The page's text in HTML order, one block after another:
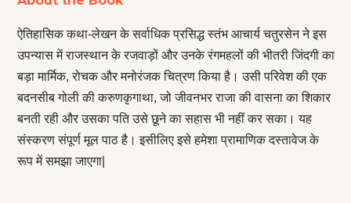
ऐतिहासिक कथा-लेखन के सर्वाधिक प्रसिद्ध स्तंभ आचार्य चतुरसेन ने इस
उपन्यास में राजस्थान के रजवाड़ों और उनके रंगमहलों की भीतरी जिंदगी का
बड़ा मार्मिक, रोचक और मनोरंजक चित्रण किया है। उसी परिवेश की एक
बदनसीब गोली की करुणकृगाथा, जो जीवनभर राजा की वासना का शिकार
बनती रही और उसका पति उसे छूने का सहास भी नहीं कर सका। यह
संस्करण संपूर्ण मूल पाठ है। इसीलिए इसे हमेशा प्रामाणिक दस्तावेज के
रूप में समझा जाएगा|